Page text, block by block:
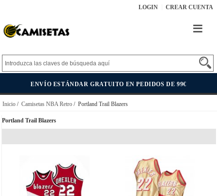
LOGIN CREAR CUENTA
ENVÍO ESTÁNDAR GRATUITO EN PEDIDOS DE 99€
Inicio / Camisetas NBA Retro / Portland Trail Blazers
Portland Trail Blazers